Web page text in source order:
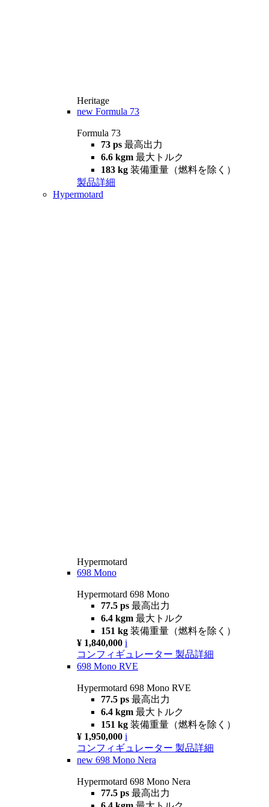
Heritage
new Formula 73
Formula 73
73 ps 最高出力
6.6 kgm 最大トルク
183 kg 装備重量（燃料を除く）
製品詳細
Hypermotard
Hypermotard
698 Mono
Hypermotard 698 Mono
77.5 ps 最高出力
6.4 kgm 最大トルク
151 kg 装備重量（燃料を除く）
¥ 1,840,000 i
コンフィギュレーター 製品詳細
698 Mono RVE
Hypermotard 698 Mono RVE
77.5 ps 最高出力
6.4 kgm 最大トルク
151 kg 装備重量（燃料を除く）
¥ 1,950,000 i
コンフィギュレーター 製品詳細
new 698 Mono Nera
Hypermotard 698 Mono Nera
77.5 ps 最高出力